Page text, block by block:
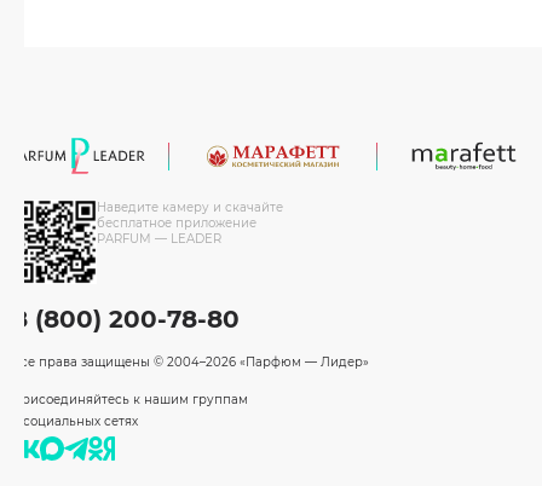
Наведите камеру и скачайте
бесплатное приложение
PARFUM — LEADER
8 (800) 200-78-80
Все права защищены © 2004–2026 «Парфюм — Лидер»
Присоединяйтесь к нашим группам
в социальных сетях